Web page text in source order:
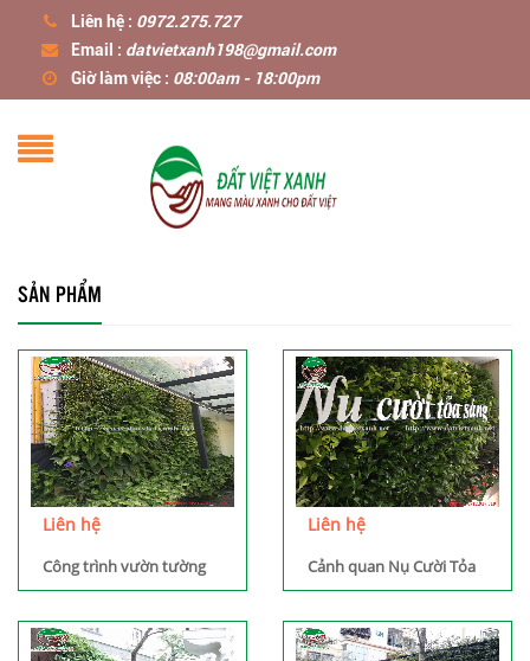
Liên hệ : 0972.275.727
Email : datvietxanh198@gmail.com
Giờ làm việc : 08:00am - 18:00pm
SẢN PHẨM
Liên hệ
Công trình vườn tường
Penthouse - Ecopark
Liên hệ
Cảnh quan Nụ Cười Tỏa
Sáng